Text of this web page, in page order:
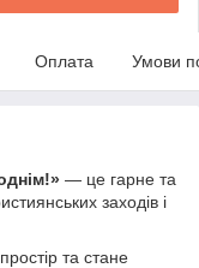
Оплата Умови
— це гарне та
заходів і
та стане